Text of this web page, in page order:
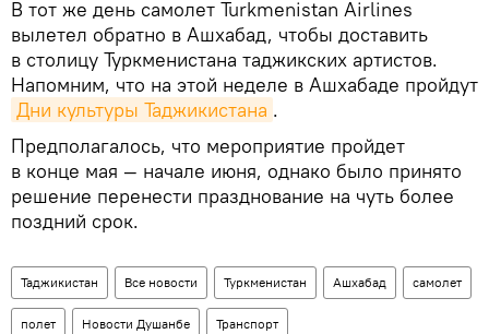
В тот же день самолет Turkmenistan Airlines
вылетел обратно в Ашхабад, чтобы доставить
в столицу Туркменистана таджикских артистов.
Напомним, что на этой неделе в Ашхабаде пройдут
Дни культуры Таджикистана .
Предполагалось, что мероприятие пройдет
в конце мая — начале июня, однако было принято
решение перенести празднование на чуть более
поздний срок.
Таджикистан Все новости Туркменистан Ашхабад самолет
полет Новости Душанбе Транспорт